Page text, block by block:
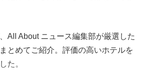
All About ニュース編集部が厳選した
とめてご紹介。評価の高いホテルを
た。